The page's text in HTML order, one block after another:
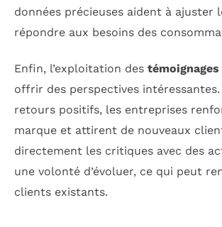
données précieuses aident à ajuster
répondre aux besoins des
Enfin, l’exploitation des
offrir des perspectives
retours positifs, les entreprises
marque et attirent de nouveaux
directement les critiques avec des
une volonté d’évoluer, ce qui peut
clients existants.